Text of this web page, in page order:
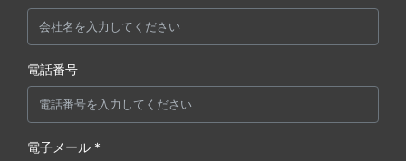
電話番号
電子メール *